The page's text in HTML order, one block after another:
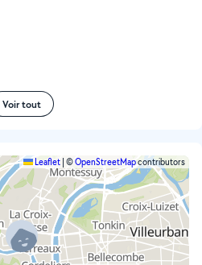
Voir tout
Leaflet ©OpenStreetMapcontributors